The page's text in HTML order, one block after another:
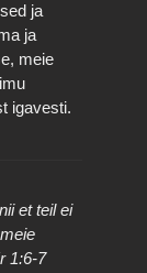
ja
ja
meie
igavesti.
et teil ei
1:6-7